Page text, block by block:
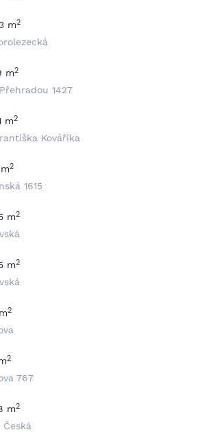
m2
m2
1427
m2
Kováříka
2
1615
m2
m2
2
2
767
m2